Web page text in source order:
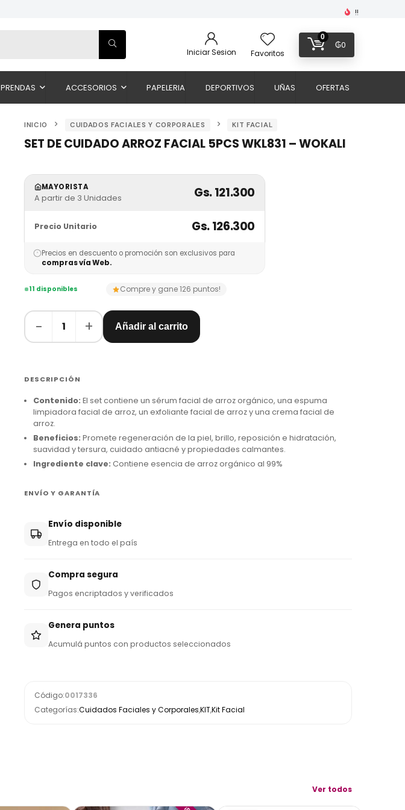
!!
Iniciar Sesion Favoritos
0
₲0
PRENDAS ACCESORIOS PAPELERIA DEPORTIVOS UÑAS OFERTAS
INICIO CUIDADOS FACIALES Y CORPORALES KIT FACIAL
SET DE CUIDADO ARROZ FACIAL 5PCS WKL831 – WOKALI
MAYORISTA
A partir de 3 Unidades Gs. 121.300
Precio Unitario Gs. 126.300
Precios en descuento o promoción son exclusivos para
compras vía Web.
11 disponibles Compre y gane 126 puntos!
− 1 + Añadir al carrito
DESCRIPCIÓN
Contenido: El set contiene un sérum facial de arroz orgánico, una espuma
limpiadora facial de arroz, un exfoliante facial de arroz y una crema facial de
arroz.
Beneficios: Promete regeneración de la piel, brillo, reposición e hidratación,
suavidad y tersura, cuidado antiacné y propiedades calmantes.
Ingrediente clave: Contiene esencia de arroz orgánico al 99%
ENVÍO Y GARANTÍA
Envío disponible
Entrega en todo el país
Compra segura
Pagos encriptados y verificados
Genera puntos
Acumulá puntos con productos seleccionados
Código:0017336
Categorías:Cuidados Faciales y Corporales,KIT,Kit Facial
Ver todos